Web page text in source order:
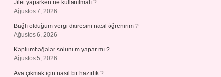
Jilet yaparken ne kullanılmalı ?
Ağustos 7, 2026
Bağlı olduğum vergi dairesini nasıl öğrenirim ?
Ağustos 6, 2026
Kaplumbağalar solunum yapar mı ?
Ağustos 5, 2026
Ava çıkmak için nasıl bir hazırlık ?